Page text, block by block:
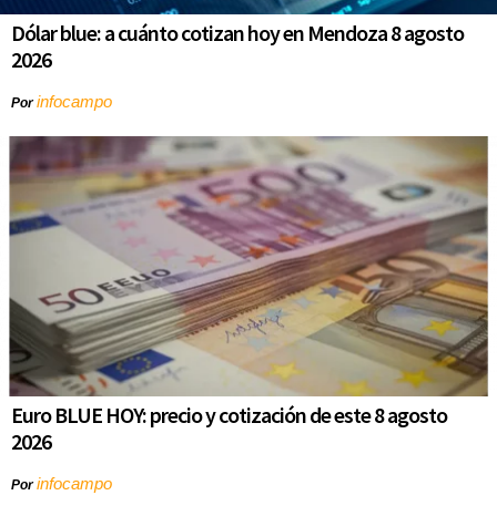
Dólar blue: a cuánto cotizan hoy en Mendoza 8 agosto
2026
Porinfocampo
Euro BLUE HOY: precio y cotización de este 8 agosto
2026
Porinfocampo